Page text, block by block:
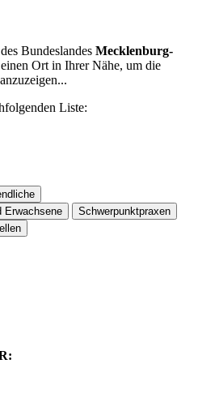
Bundeslandes Mecklenburg-
Ort in Ihrer Nähe, um die
Liste:
Erwachsene
Schwerpunktpraxen